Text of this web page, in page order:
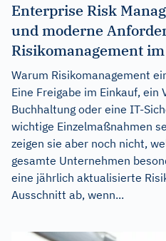
Enterprise Risk
und moderne
Risikomanagement
Warum Risikomanagement
Eine Freigabe im Einkauf, ein
Buchhaltung oder eine IT-
wichtige Einzelmaßnahmen
zeigen sie aber noch nicht,
gesamte Unternehmen
eine jährlich aktualisierte
Ausschnitt ab, wenn...